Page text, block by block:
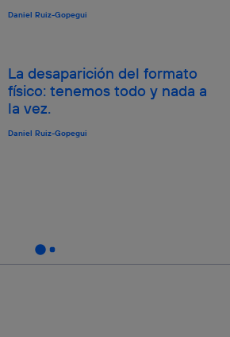
Daniel Ruiz-Gopegui
La desaparición del formato
físico: tenemos todo y nada a
la vez.
Daniel Ruiz-Gopegui